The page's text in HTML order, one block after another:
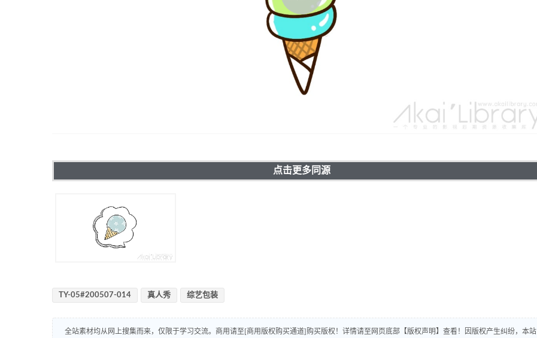
点击更多同源
TY-05#200507-014 真人秀 综艺包装
全站素材均从网上搜集而来，仅限于学习交流。商用请至[商用版权购买通道]购买版权！详情请至网页底部【版权声明】查看！因版权产生纠纷，本站